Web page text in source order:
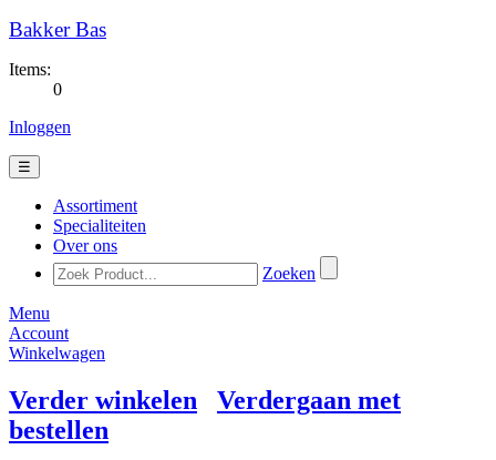
Bakker Bas
Items:
0
Inloggen
☰
Assortiment
Specialiteiten
Over ons
Zoeken
Menu
Account
Winkelwagen
Verder winkelen
Verdergaan met
bestellen